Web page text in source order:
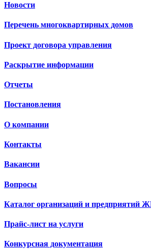
Новости
Перечень многоквартирных домов
Проект договора управления
Раскрытие информации
Отчеты
Постановления
О компании
Контакты
Вакансии
Вопросы
Каталог организаций и предприятий
Прайс-лист на услуги
Конкурсная документация